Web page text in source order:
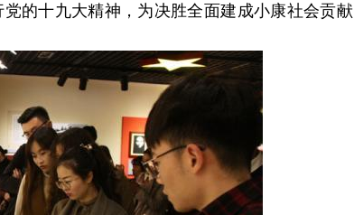
的十九大精神，为决胜全面建成小康社会贡献